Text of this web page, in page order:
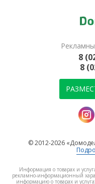
8
8
© 2012-2026
Информация о товарах и
рекламно-информационный
информацию о товарах и